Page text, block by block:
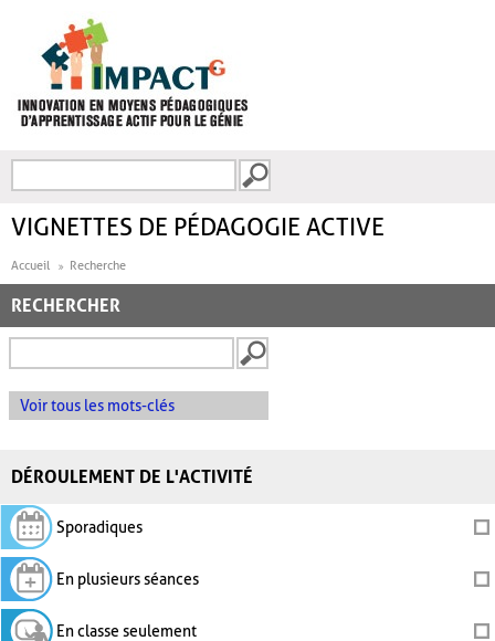
FORMULAIRE DE
VIGNETTES DE PÉDAGOGIE ACTIVE
Accueil Recherche
RECHERCHER
Voir tous les mots-clés
DÉROULEMENT DE L'ACTIVITÉ
Sporadiques
En plusieurs séances
En classe seulement